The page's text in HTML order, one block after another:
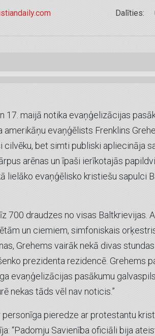
Dalīties:
17. maijā notika evaņģelizācijas
amerikāņu evaņģēlists Frenklins
bet simti publiski apliecināja
arēnas un īpaši ierīkotajās
lielāko evaņģēlisko kristiešu sapulci
700 draudzes no visas Baltkrievijas.
un ciemiem, simfoniskais
Grehems vairāk nekā divas
prezidenta rezidencē. Grehems
evaņģelizācijas pasākumu
nekas tāds vēl nav noticis.”
personīga pieredze ar protestantu
“Padomju Savienība oficiāli bija